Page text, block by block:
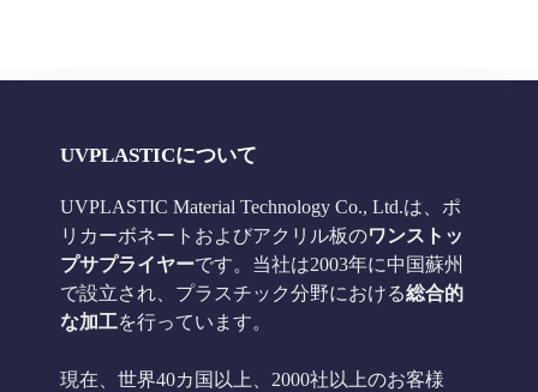
UVPLASTICについて
UVPLASTIC Material Technology Co., Ltd.は、ポ
リカーボネートおよびアクリル板のワンストッ
プサプライヤーです。当社は2003年に中国蘇州
で設立され、プラスチック分野における総合的
な加工を行っています。
現在、世界40カ国以上、2000社以上のお客様